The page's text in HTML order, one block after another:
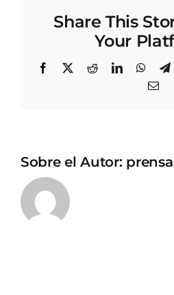
Share This
Your
Facebook
X RedditLinkedIn
Sobre el Autor: prensa